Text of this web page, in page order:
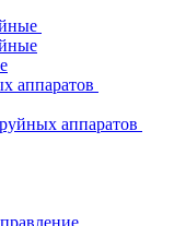
аппаратов
аппаратов